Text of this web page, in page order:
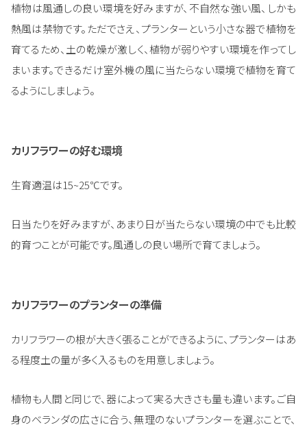
植物は風通しの良い環境を好みますが、不自然な強い風、しかも
熱風は禁物です。ただでさえ、プランターという小さな器で植物を
育てるため、土の乾燥が激しく、植物が弱りやすい環境を作ってし
まいます。できるだけ室外機の風に当たらない環境で植物を育て
るようにしましょう。
カリフラワーの好む環境
生育適温は15~25℃です。
日当たりを好みますが、あまり日が当たらない環境の中でも比較
的育つことが可能です。風通しの良い場所で育てましょう。
カリフラワーのプランターの準備
カリフラワーの根が大きく張ることができるように、プランターはあ
る程度土の量が多く入るものを用意しましょう。
植物も人間と同じで、器によって実る大きさも量も違います。ご自
身のベランダの広さに合う、無理のないプランターを選ぶことで、